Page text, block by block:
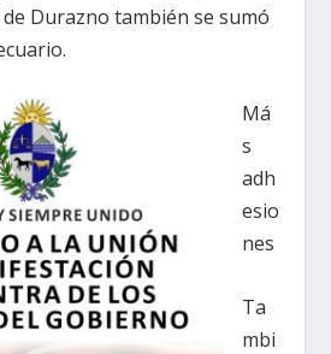
Durazno también se sumó
Má
s
adh
esio
nes
Ta
mbi